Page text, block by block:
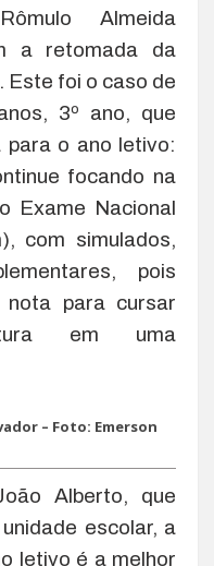
Almeida
a retomada da
Este foi o caso de
3º ano, que
o ano letivo:
focando na
Exame Nacional
com simulados,
pois
para cursar
em uma
– Foto: Emerson
Alberto, que
escolar, a
letivo é a melhor